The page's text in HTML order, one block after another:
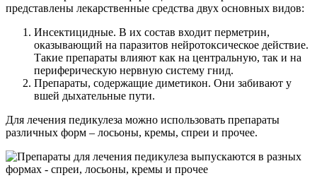
представлены лекарственные средства двух основных видов:
Инсектицидные. В их состав входит перметрин,
оказывающий на паразитов нейротоксическое действие.
Такие препараты влияют как на центральную, так и на
периферическую нервную систему гнид.
Препараты, содержащие диметикон. Они забивают у
вшей дыхательные пути.
Для лечения педикулеза можно использовать препараты
различных форм – лосьоны, кремы, спреи и прочее.